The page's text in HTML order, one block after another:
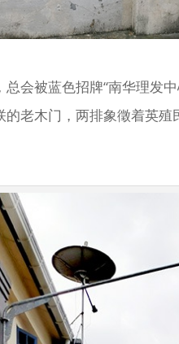
总会被蓝色招牌“南华理发
老木门，两排象徵着英殖